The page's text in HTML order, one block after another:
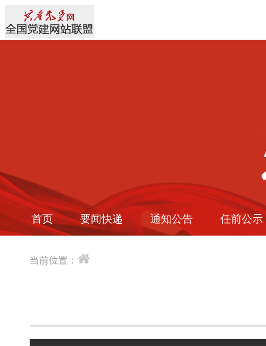
首页 要闻快递 通知公告 任前公示
当前位置：